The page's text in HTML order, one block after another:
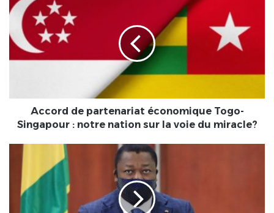
de
partenariat
économique
Togo-
Singapour
nation
Accord de partenariat économique Togo-
Singapour : notre nation sur la voie du miracle?
Togo
conseil